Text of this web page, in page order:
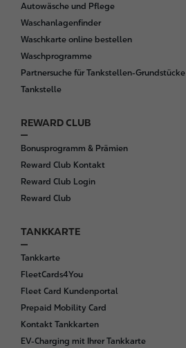
Autowäsche und Pflege
Waschanlagenfinder
Waschkarte online bestellen
Waschprogramme
Partnersuche für Tankstellen-Grundstücke
Tankstelle
REWARD CLUB
Bonusprogramm & Prämien
Reward Club Kontakt
Reward Club Login
Reward Club
TANKKARTE
Tankkarte
FleetCards4You
Fleet Card Kundenportal
Prepaid Mobility Card
Kontakt Tankkarten
EV-Charging mit Ihrer Tankkarte